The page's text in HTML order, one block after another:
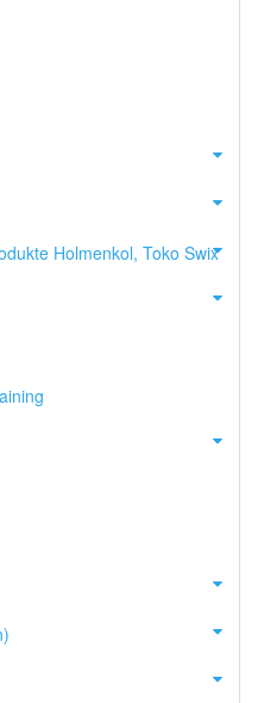
Holmenkol, Toko Swix